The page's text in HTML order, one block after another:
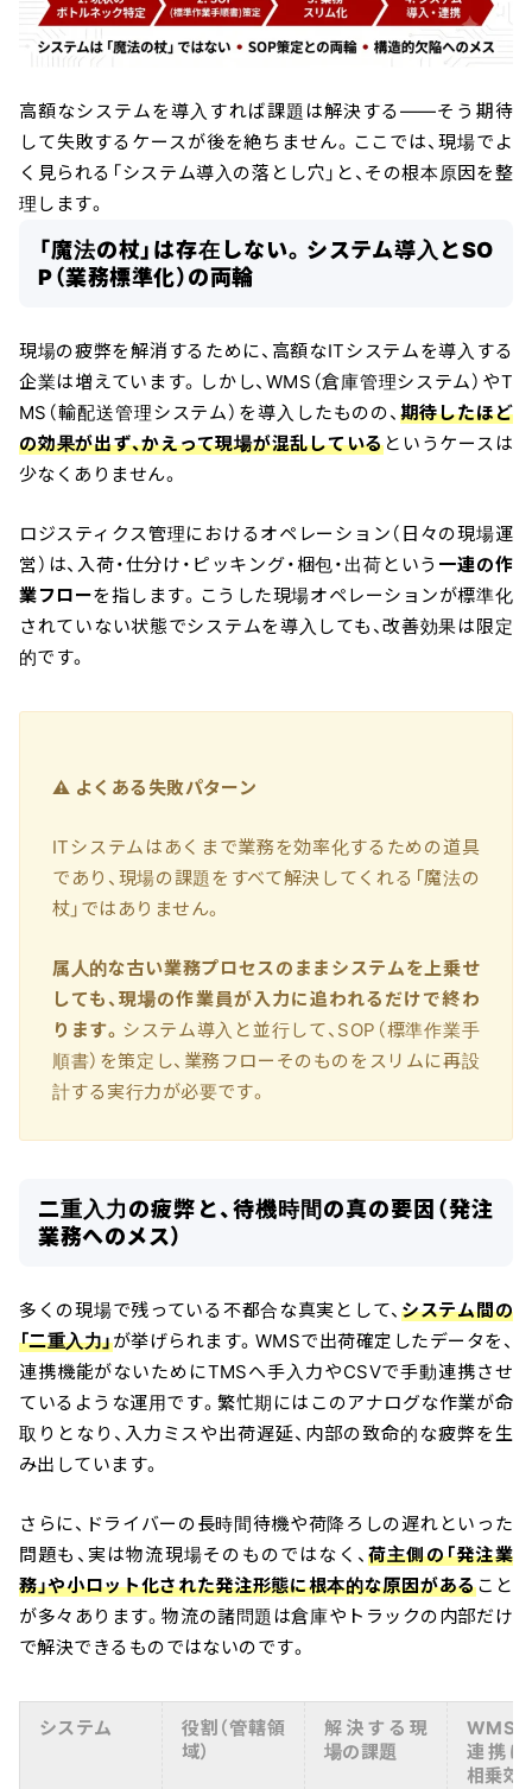
高額なシステムを導入すれば課題は解決する——そう期待
して失敗するケースが後を絶ちません。ここでは、現場でよ
く見られる「システム導入の落とし穴」と、その根本原因を整
理します。
「魔法の杖」は存在しない。システム導入とSO
P（業務標準化）の両輪
現場の疲弊を解消するために、高額なITシステムを導入する
企業は増えています。しかし、WMS（倉庫管理システム）やT
MS（輸配送管理システム）を導入したものの、期待したほど
の効果が出ず、かえって現場が混乱しているというケースは
少なくありません。
ロジスティクス管理におけるオペレーション（日々の現場運
営）は、入荷・仕分け・ピッキング・梱包・出荷という 一連の作
業フローを指します。こうした現場オペレーションが標準化
されていない状態でシステムを導入しても、改善効果は限定
的です。
⚠️ よくある失敗パターン
ITシステムはあくまで業務を効率化するための道具
であり、現場の課題をすべて解決してくれる「魔法の
杖」ではありません。
属人的な古い業務プロセスのままシステムを上乗せ
しても、現場の作業員が入力に追われるだけで終わ
ります。 システム導入と並行して、SOP（標準作業手
順書）を策定し、業務フローそのものをスリムに再設
計する実行力が必要です。
二重入力の疲弊と、待機時間の真の要因（発注
業務へのメス）
多くの現場で残っている不都合な真実として、 システム間の
「二重入力」が挙げられます。WMSで出荷確定したデータを、
連携機能がないためにTMSへ手入力やCSVで手動連携させ
ているような運用です。繁忙期にはこのアナログな作業が命
取りとなり、入力ミスや出荷遅延、内部の致命的な疲弊を生
み出しています。
さらに、ドライバーの長時間待機や荷降ろしの遅れといった
問題も、実は物流現場そのものではなく、荷主側の「発注業
務」や小ロット化された発注形態に根本的な原因があること
が多々あります。物流の諸問題は倉庫やトラックの内部だけ
で解決できるものではないのです。
システム
役割（管轄領
域）
解決する現
場の課題
連携
相乗効